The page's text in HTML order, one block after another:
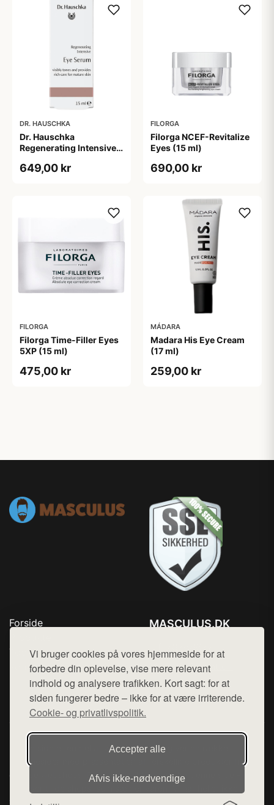
Vi bruger cookies på vores hjemmeside for at
forbedre din oplevelse, vise mere relevant
indhold og analysere trafikken. Kort sagt: for at
siden fungerer bedre – ikke for at være irriterende.
Cookie- og privatlivspolitik.
Accepter alle
Afvis ikke‑nødvendige
DR. HAUSCHKA
Dr. Hauschka
Regenerating Intensive
649,00 kr
FILORGA
Filorga NCEF-Revitalize
Eyes (15 ml)
690,00 kr
FILORGA
Filorga Time-Filler Eyes
5XP (15 ml)
475,00 kr
MÁDARA
Madara His Eye Cream
(17 ml)
259,00 kr
Forside
Top Rabatter
Kontakt
MASCULUS.DK
Mail: hej@want.dk
Cookie- og privatlivspolitik
Denne side er en del af want.dk, der udgiver en række
hjemmesider med præsentation af forskellige produkter fra
diverse webshops. Der sælges ikke varer fra denne side - vi
henviser til de shops, som sælger varen. Vi har heller ikke
varerne på lager.